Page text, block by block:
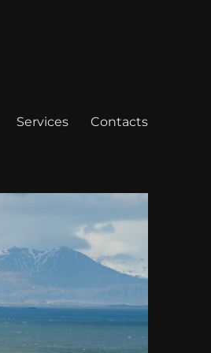
Services Contacts